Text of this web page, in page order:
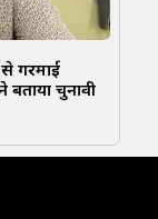
गरमाई
बताया चुनावी